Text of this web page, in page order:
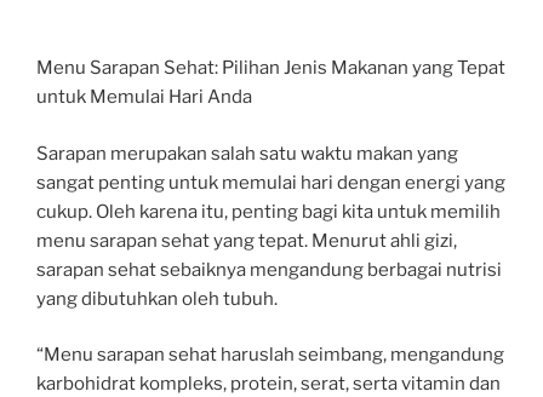
Menu Sarapan Sehat: Pilihan Jenis Makanan yang Tepat
untuk Memulai Hari Anda
Sarapan merupakan salah satu waktu makan yang
sangat penting untuk memulai hari dengan energi yang
cukup. Oleh karena itu, penting bagi kita untuk memilih
menu sarapan sehat yang tepat. Menurut ahli gizi,
sarapan sehat sebaiknya mengandung berbagai nutrisi
yang dibutuhkan oleh tubuh.
“Menu sarapan sehat haruslah seimbang, mengandung
karbohidrat kompleks, protein, serat, serta vitamin dan